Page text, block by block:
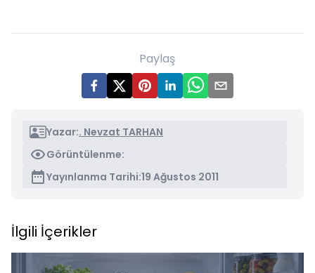
Paylaş
Yazar:. Nevzat TARHAN
Görüntülenme:
Yayınlanma Tarihi:19 Ağustos 2011
İlgili İçerikler